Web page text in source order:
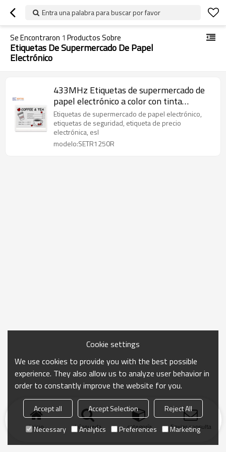
Entra una palabra para buscar por favor
Se Encontraron 1 Productos Sobre
Etiquetas De Supermercado De Papel
Electrónico
433MHz Etiquetas de supermercado de
papel electrónico a color con tinta
electrónica de 12,5 pulgadas
Etiquetas de supermercado de papel electrónico,
etiquetas de seguridad, etiqueta de precio
electrónica, esl
modelo:SETR1250R
Inicio búsqueda categoría Enviar consulta
Cookie settings
We use cookies to provide you with the best possible
experience. They also allow us to analyze user behavior in
order to constantly improve the website for you.
Accept all Accept Selection
Reject All
Necessary
Analytics Preferences Marketing